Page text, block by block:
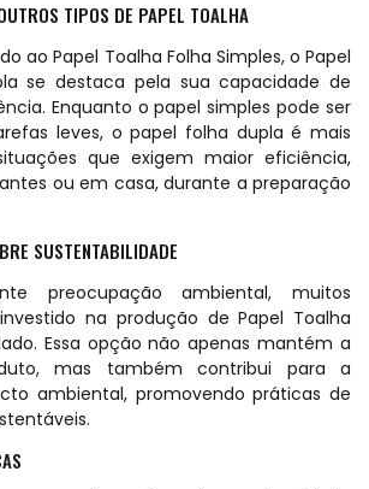
TIPOS DE PAPEL TOALHA
ao Papel Toalha Folha Simples, o Papel
se destaca pela sua capacidade de
Enquanto o papel simples pode ser
leves, o papel folha dupla é mais
que exigem maior eficiência,
ou em casa, durante a preparação
SUSTENTABILIDADE
preocupação ambiental, muitos
na produção de Papel Toalha
Essa opção não apenas mantém a
mas também contribui para a
ambiental, promovendo práticas de